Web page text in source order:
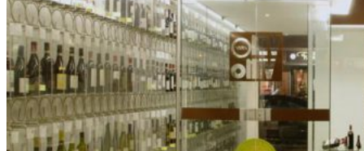
Groppello Riviera del Garda Classico
Doc "Grop"